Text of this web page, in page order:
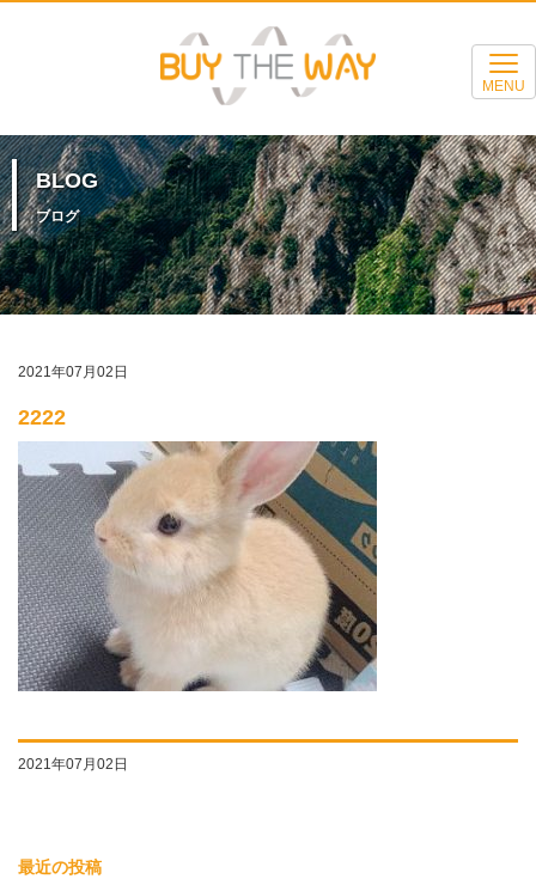
MENU
BLOG
ブログ
2021年07月02日
2222
2021年07月02日
最近の投稿